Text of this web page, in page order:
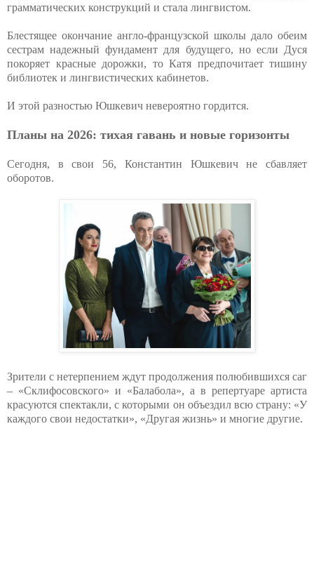
грамматических конструкций и стала лингвистом.
Блестящее окончание англо-французской школы дало обеим
сестрам надежный фундамент для будущего, но если Дуся
покоряет красные дорожки, то Катя предпочитает тишину
библиотек и лингвистических кабинетов.
И этой разностью Юшкевич невероятно гордится.
Планы на 2026: тихая гавань и новые горизонты
Сегодня, в свои 56, Константин Юшкевич не сбавляет
оборотов.
Зрители с нетерпением ждут продолжения полюбившихся саг
– «Склифосовского» и «Балабола», а в репертуаре артиста
красуются спектакли, с которыми он объездил всю страну: «У
каждого свои недостатки», «Другая жизнь» и многие другие.